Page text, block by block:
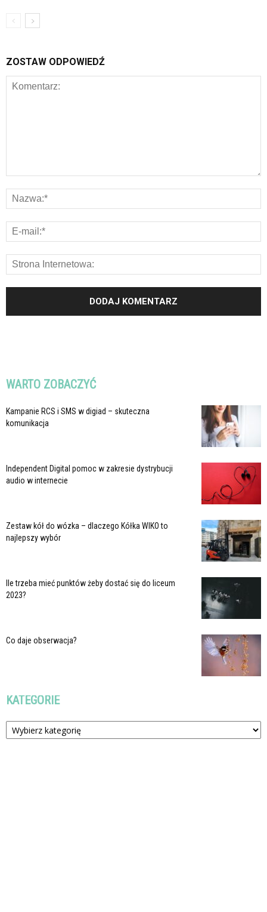
ZOSTAW ODPOWIEDŹ
WARTO ZOBACZYĆ
Kampanie RCS i SMS w digiad – skuteczna
komunikacja
Independent Digital pomoc w zakresie dystrybucji
audio w internecie
Zestaw kół do wózka – dlaczego Kółka WIKO to
najlepszy wybór
Ile trzeba mieć punktów żeby dostać się do liceum
2023?
Co daje obserwacja?
KATEGORIE
Kategorie